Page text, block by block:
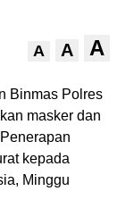
A A A
Binmas Polres
masker dan
kepada
Minggu